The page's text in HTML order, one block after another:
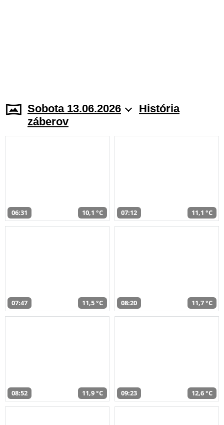
Sobota 13.06.2026
História
záberov
06:31 10,1 °C 07:12 11,1 °C
07:47 11,5 °C 08:20 11,7 °C
08:52 11,9 °C 09:23 12,6 °C